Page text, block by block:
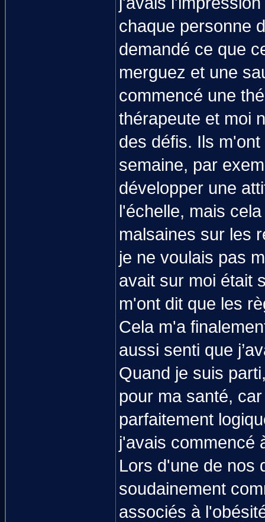
chaque personne
demandé ce que
merguez et une
commencé une
thérapeute et moi
des défis. Ils
semaine, par
développer une
l'échelle, mais
malsaines sur les
je ne voulais pas
avait sur moi était
m'ont dit que les
Cela m'a
aussi senti que
Quand je suis
pour ma santé,
parfaitement
j'avais commencé
Lors d'une de nos
soudainement
associés à